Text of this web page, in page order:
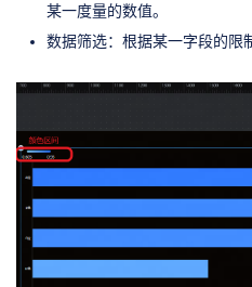
某一度量的数值。
数据筛选：根据某一字段的限